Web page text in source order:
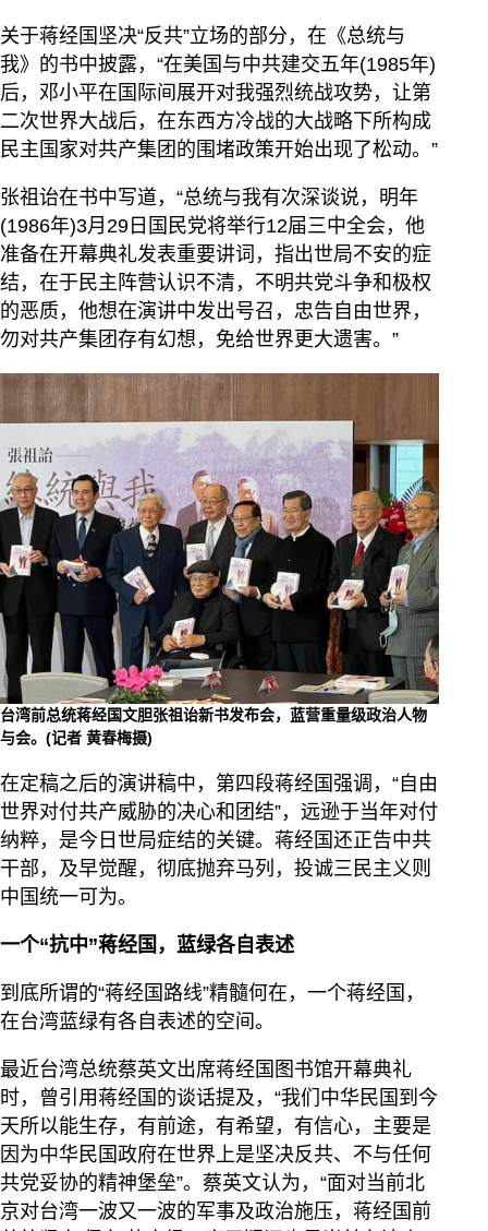
关于蒋经国坚决“反共”立场的部分，在《总统与
我》的书中披露，“在美国与中共建交五年(1985年)
后，邓小平在国际间展开对我强烈统战攻势，让第
二次世界大战后，在东西方冷战的大战略下所构成
民主国家对共产集团的围堵政策开始出现了松动。”
张祖诒在书中写道，“总统与我有次深谈说，明年
(1986年)3月29日国民党将举行12届三中全会，他
准备在开幕典礼发表重要讲词，指出世局不安的症
结，在于民主阵营认识不清，不明共党斗争和极权
的恶质，他想在演讲中发出号召，忠告自由世界，
勿对共产集团存有幻想，免给世界更大遗害。”
台湾前总统蒋经国文胆张祖诒新书发布会，蓝营重量级政治人物
与会。(记者 黄春梅摄)
在定稿之后的演讲稿中，第四段蒋经国强调，“自由
世界对付共产威胁的决心和团结”，远逊于当年对付
纳粹，是今日世局症结的关键。蒋经国还正告中共
干部，及早觉醒，彻底抛弃马列，投诚三民主义则
中国统一可为。
一个“抗中”蒋经国，蓝绿各自表述
到底所谓的“蒋经国路线”精髓何在，一个蒋经国，
在台湾蓝绿有各自表述的空间。
最近台湾总统蔡英文出席蒋经国图书馆开幕典礼
时，曾引用蒋经国的谈话提及，“我们中华民国到今
天所以能生存，有前途，有希望，有信心，主要是
因为中华民国政府在世界上是坚决反共、不与任何
共党妥协的精神堡垒”。蔡英文认为，“面对当前北
京对台湾一波又一波的军事及政治施压，蒋经国前